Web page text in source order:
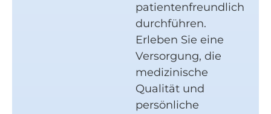
patientenfreundlich
durchführen.
Erleben Sie eine
Versorgung, die
medizinische
Qualität und
persönliche